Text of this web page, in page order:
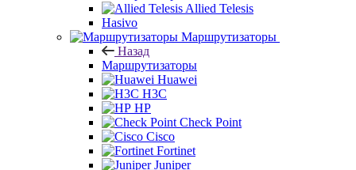
Allied Telesis
Hasivo
Маршрутизаторы
Назад
Маршрутизаторы
Huawei
H3C
HP
Check Point
Cisco
Fortinet
Juniper